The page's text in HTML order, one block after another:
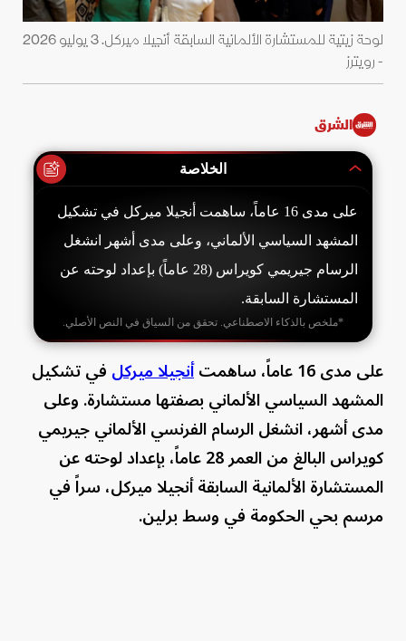
لوحة زيتية للمستشارة الألمانية السابقة أنجيلا ميركل. 3 يوليو 2026
- رويترز
الشرق
الخلاصة
على مدى 16 عاماً، ساهمت أنجيلا ميركل في تشكيل
المشهد السياسي الألماني، وعلى مدى أشهر انشغل
الرسام جيريمي كويراس (28 عاماً) بإعداد لوحته عن
المستشارة السابقة.
*ملخص بالذكاء الاصطناعي. تحقق من السياق في النص الأصلي.
على مدى 16 عاماً، ساهمت أنجيلا ميركلفي تشكيل
المشهد السياسي الألماني بصفتها مستشارة. وعلى
مدى أشهر، انشغل الرسام الفرنسي الألماني جيريمي
كويراس البالغ من العمر 28 عاماً، بإعداد لوحته عن
المستشارة الألمانية السابقة أنجيلا ميركل، سراً في
مرسم بحي الحكومة في وسط برلين.